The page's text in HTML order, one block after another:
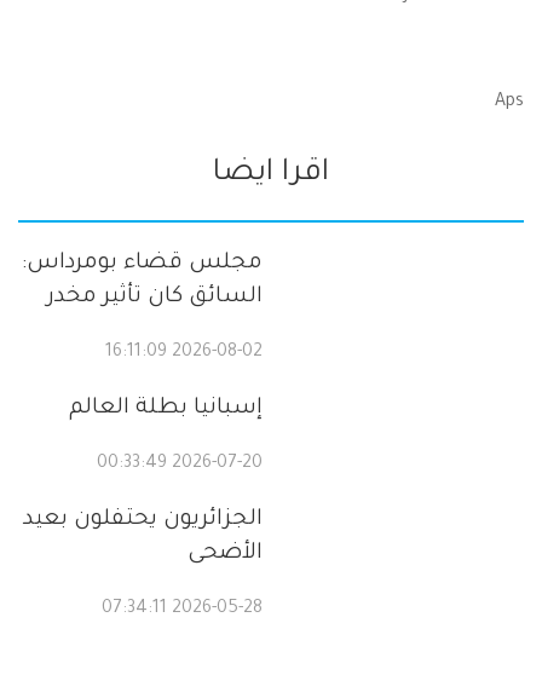
Aps
اقرا ايضا
مجلس قضاء بومرداس:
السائق كان تأثير مخدر
2026-08-02 16:11:09
إسبانيا بطلة العالم
2026-07-20 00:33:49
الجزائريون يحتفلون بعيد
الأضحى
2026-05-28 07:34:11